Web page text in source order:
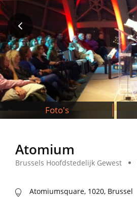
Foto's
Atomium
Brussels Hoofdstedelijk Gewest
Atomiumsquare, 1020, Brussel